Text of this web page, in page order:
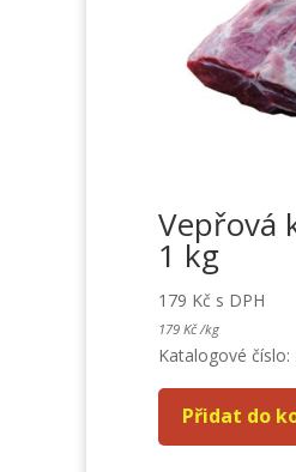
Vepřová
1 kg
179 Kč s DPH
179 Kč /kg
Katalogové číslo:
Přidat do